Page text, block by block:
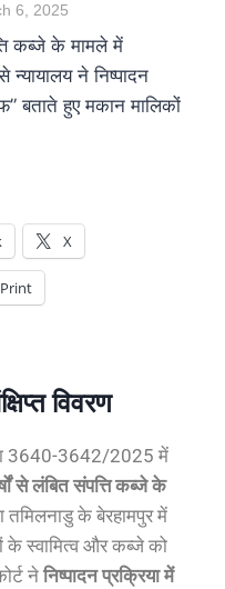
6, 2025
कब्जे के मामले में
ने निष्पादन
बताते हुए मकान मालिकों
X
Print
विवरण
3640-3642/2025 में
से लंबित संपत्ति कब्जे के
तमिलनाडु के बेरहामपुर में
के स्वामित्व और कब्जे को
ने निष्पादन प्रक्रिया में